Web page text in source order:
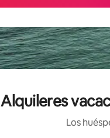
Alquileres
Los